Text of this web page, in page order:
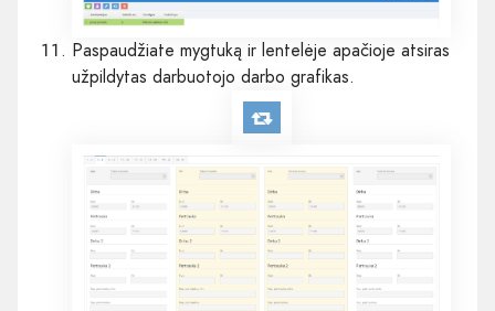
Paspaudžiate mygtuką ir lentelėje apačioje atsiras
užpildytas darbuotojo darbo grafikas.